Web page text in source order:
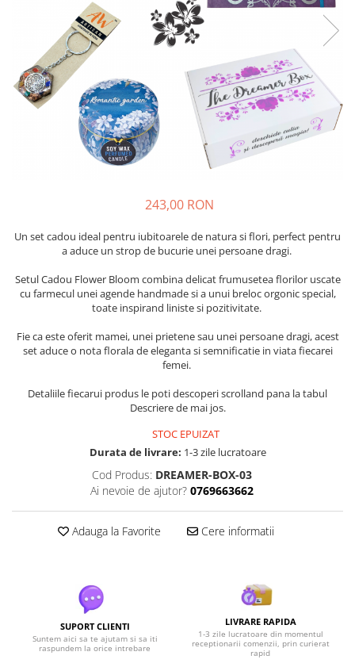
243,00 RON
Un set cadou ideal pentru iubitoarele de natura si flori, perfect pentru
a aduce un strop de bucurie unei persoane dragi.
Setul Cadou Flower Bloom combina delicat frumusetea florilor uscate
cu farmecul unei agende handmade si a unui breloc orgonic special,
toate inspirand liniste si pozitivitate.
Fie ca este oferit mamei, unei prietene sau unei persoane dragi, acest
set aduce o nota florala de eleganta si semnificatie in viata fiecarei
femei.
Detaliile fiecarui produs le poti descoperi scrolland pana la tabul
Descriere de mai jos.
STOC EPUIZAT
Durata de livrare: 1-3 zile lucratoare
Cod Produs: DREAMER-BOX-03
Ai nevoie de ajutor? 0769663662
Adauga la Favorite Cere informatii
SUPORT CLIENTI
Suntem aici sa te ajutam si sa iti
raspundem la orice intrebare
LIVRARE RAPIDA
1-3 zile lucratoare din momentul
receptionarii comenzii, prin curierat
rapid